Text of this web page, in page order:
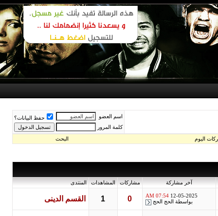
اسم العضو
حفظ البيانات؟
كلمة المرور
البحث
آخر مشاركة مشاركات المشاهدات المنتدى
12-05-2025
07:54 AM
بواسطةالحج الحج القسم الدينى